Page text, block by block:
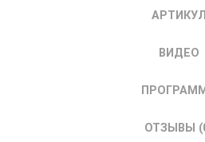
АРТИКУЛ
ВИДЕО
ОТЗЫВЫ